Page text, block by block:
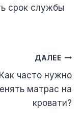
срок службы
ДАЛЕЕ
Как часто нужно
матрас на
кровати?